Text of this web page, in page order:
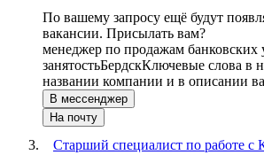
По вашему запросу ещё будут
вакансии. Присылать вам?
менеджер по продажам банковских
занятостьБердскКлючевые слова в
названии компании и в описании
В мессенджер
На почту
Старший специалист по работе с